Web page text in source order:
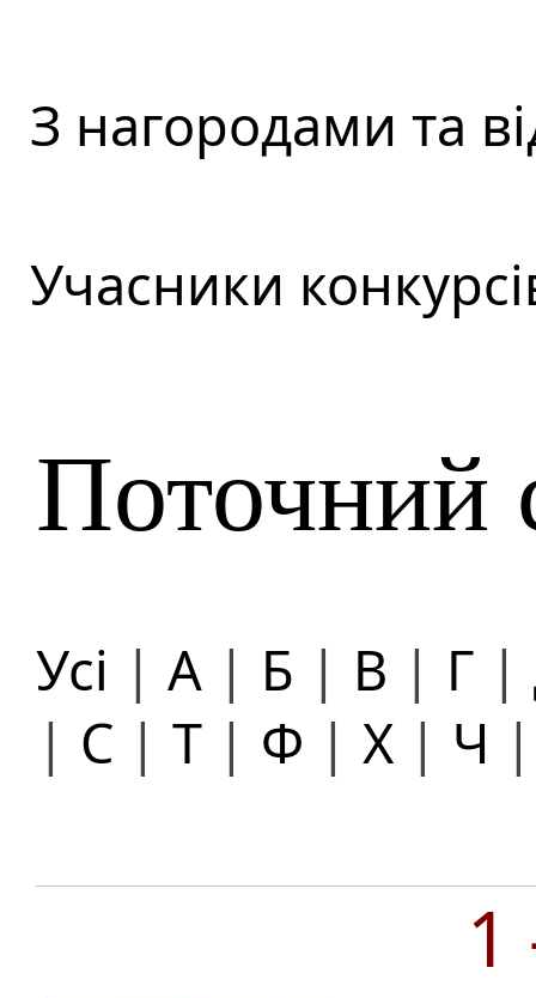
З нагородами та
Учасники
Поточний
Усі | А | Б | В | Г |
| С | Т | Ф | Х | Ч